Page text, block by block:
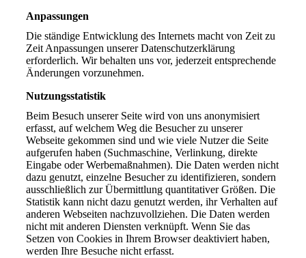
Anpassungen
Die ständige Entwicklung des Internets macht von Zeit zu
Zeit Anpassungen unserer Datenschutzerklärung
erforderlich. Wir behalten uns vor, jederzeit entsprechende
Änderungen vorzunehmen.
Nutzungsstatistik
Beim Besuch unserer Seite wird von uns anonymisiert
erfasst, auf welchem Weg die Besucher zu unserer
Webseite gekommen sind und wie viele Nutzer die Seite
aufgerufen haben (Suchmaschine, Verlinkung, direkte
Eingabe oder Werbemaßnahmen). Die Daten werden nicht
dazu genutzt, einzelne Besucher zu identifizieren, sondern
ausschließlich zur Übermittlung quantitativer Größen. Die
Statistik kann nicht dazu genutzt werden, ihr Verhalten auf
anderen Webseiten nachzuvollziehen. Die Daten werden
nicht mit anderen Diensten verknüpft. Wenn Sie das
Setzen von Cookies in Ihrem Browser deaktiviert haben,
werden Ihre Besuche nicht erfasst.